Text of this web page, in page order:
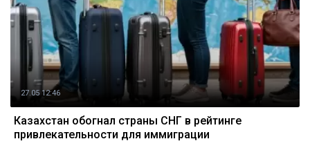
27.05 12:46
Казахстан обогнал страны СНГ в рейтинге
привлекательности для иммиграции